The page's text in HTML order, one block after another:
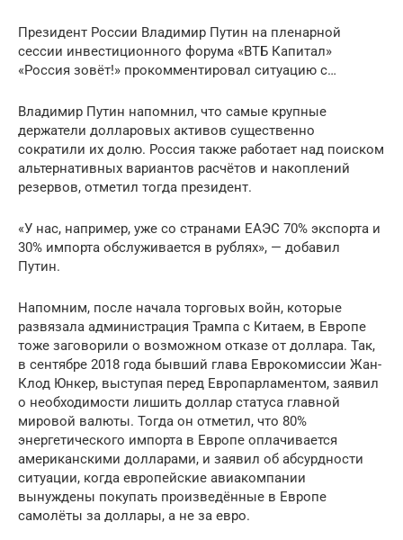
Президент России Владимир Путин на пленарной
сессии инвестиционного форума «ВТБ Капитал»
«Россия зовёт!» прокомментировал ситуацию с…
Владимир Путин напомнил, что самые крупные
держатели долларовых активов существенно
сократили их долю. Россия также работает над поиском
альтернативных вариантов расчётов и накоплений
резервов, отметил тогда президент.
«У нас, например, уже со странами ЕАЭС 70% экспорта и
30% импорта обслуживается в рублях», — добавил
Путин.
Напомним, после начала торговых войн, которые
развязала администрация Трампа с Китаем, в Европе
тоже заговорили о возможном отказе от доллара. Так,
в сентябре 2018 года бывший глава Еврокомиссии Жан-
Клод Юнкер, выступая перед Европарламентом, заявил
о необходимости лишить доллар статуса главной
мировой валюты. Тогда он отметил, что 80%
энергетического импорта в Европе оплачивается
американскими долларами, и заявил об абсурдности
ситуации, когда европейские авиакомпании
вынуждены покупать произведённые в Европе
самолёты за доллары, а не за евро.